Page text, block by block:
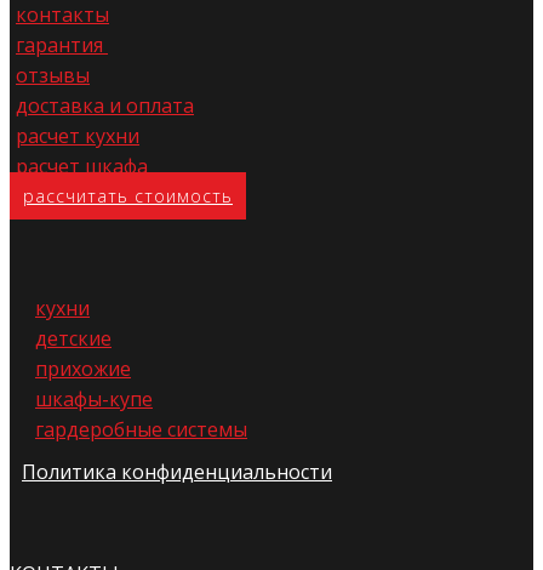
контакты
гарантия
отзывы
доставка и оплата
расчет кухни
расчет шкафа
расс​читать стоимость
кухни
детские
прихожие
шкафы-купе
гардеробные системы
Политика конфиденциальности